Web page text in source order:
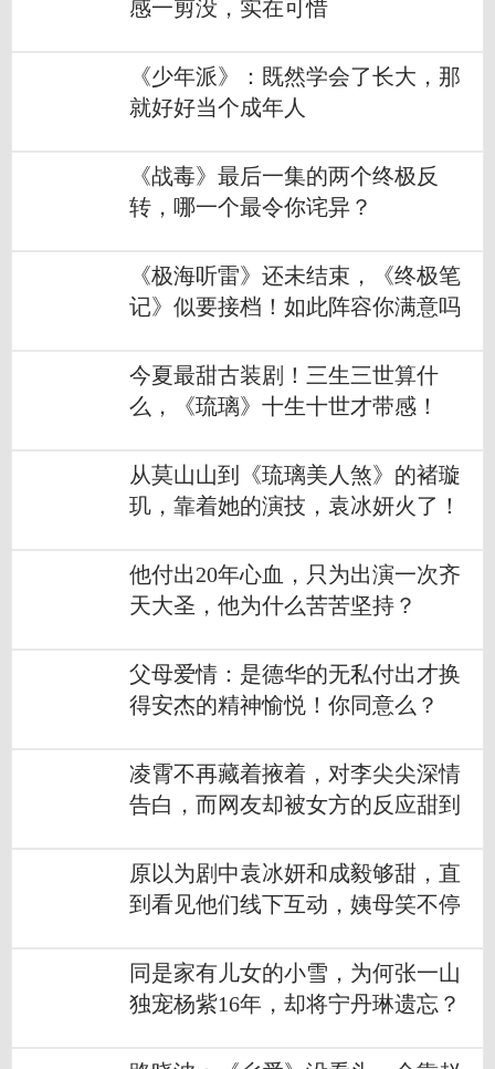
感一剪没，实在可惜
《少年派》：既然学会了长大，那
就好好当个成年人
《战毒》最后一集的两个终极反
转，哪一个最令你诧异？
《极海听雷》还未结束，《终极笔
记》似要接档！如此阵容你满意吗
今夏最甜古装剧！三生三世算什
么，《琉璃》十生十世才带感！
从莫山山到《琉璃美人煞》的褚璇
玑，靠着她的演技，袁冰妍火了！
他付出20年心血，只为出演一次齐
天大圣，他为什么苦苦坚持？
父母爱情：是德华的无私付出才换
得安杰的精神愉悦！你同意么？
凌霄不再藏着掖着，对李尖尖深情
告白，而网友却被女方的反应甜到
原以为剧中袁冰妍和成毅够甜，直
到看见他们线下互动，姨母笑不停
同是家有儿女的小雪，为何张一山
独宠杨紫16年，却将宁丹琳遗忘？